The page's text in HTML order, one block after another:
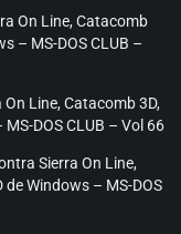
On Line, Catacomb
– MS-DOS CLUB –
Line, Catacomb 3D,
DOS CLUB – Vol 66
Sierra On Line,
de Windows – MS-DOS